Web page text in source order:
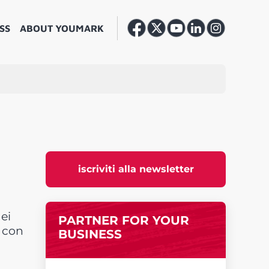
ABOUT YOUMARK
iscriviti alla newsletter
PARTNER FOR YOUR
BUSINESS